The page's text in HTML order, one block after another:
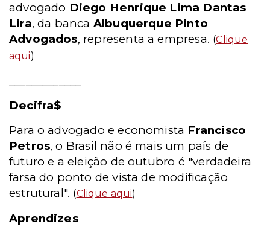
advogado Diego Henrique Lima Dantas
Lira, da banca Albuquerque Pinto
Advogados, representa a empresa. (Clique
aqui)
Decifra$
Para o advogado e economista Francisco
Petros, o Brasil não é mais um país de
futuro e a eleição de outubro é "verdadeira
farsa do ponto de vista de modificação
estrutural". (Clique aqui)
Aprendizes